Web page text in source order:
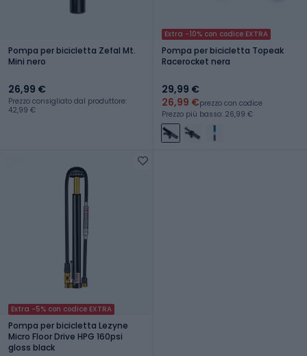
Pompa per bicicletta Zefal Mt.
Mini nero
26,99 €
Prezzo consigliato dal produttore:
42,99 €
Extra -10% con codice EXTRA
Pompa per bicicletta Topeak
Racerocket nera
29,99 €
26,99 €prezzo con codice
Prezzo più basso: 26,99 €
Extra -5% con codice EXTRA
Pompa per bicicletta Lezyne
Micro Floor Drive HPG 160psi
gloss black